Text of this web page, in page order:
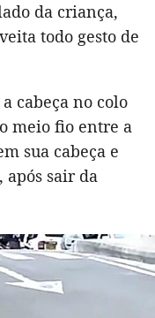
da criança,
todo gesto de
cabeça no colo
meio fio entre a
sua cabeça e
após sair da